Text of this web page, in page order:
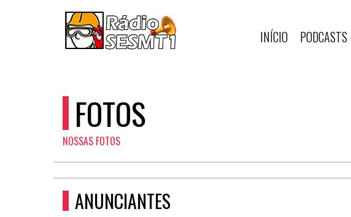
INÍCIO PODCASTS
FOTOS
NOSSAS FOTOS
ANUNCIANTES